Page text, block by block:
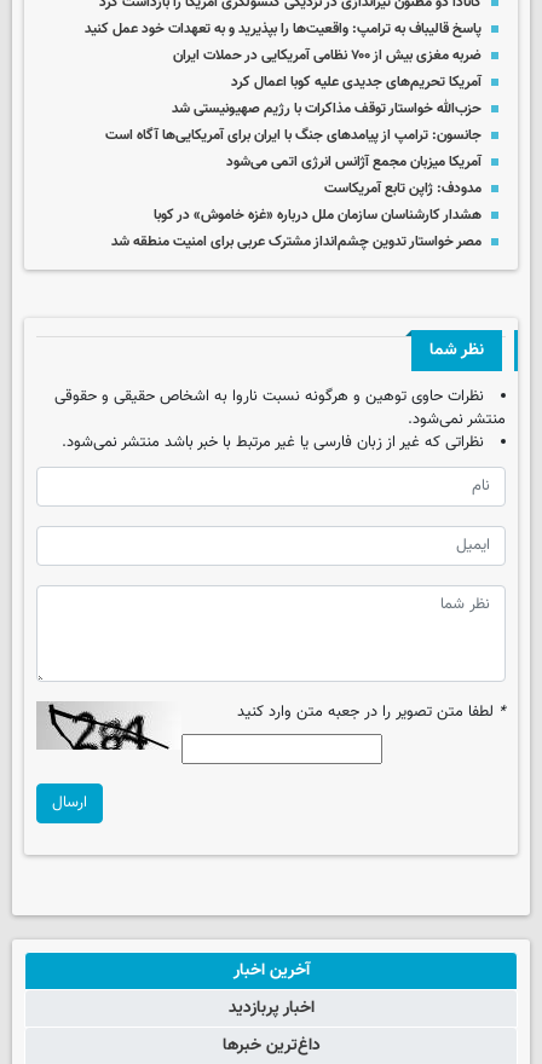
پاسخ قالیباف به ترامپ: واقعیت‌ها را بپذیرید و به تعهدات خود عمل کنید
ضربه مغزی بیش از ۷۰۰ نظامی آمریکایی در حملات ایران
آمریکا تحریم‌های جدیدی علیه کوبا اعمال کرد
حزب‌الله خواستار توقف مذاکرات با رژیم صهیونیستی شد
جانسون: ترامپ از پیامدهای جنگ با ایران برای آمریکایی‌ها آگاه است
آمریکا میزبان مجمع آژانس انرژی اتمی می‌شود
مدودف: ژاپن تابع آمریکاست
هشدار کارشناسان سازمان ملل درباره «غزه‌ خاموش» در کوبا
مصر خواستار تدوین چشم‌انداز مشترک عربی برای امنیت منطقه شد
نظر شما
نظرات حاوی توهین و هرگونه نسبت ناروا به اشخاص حقیقی و حقوقی
منتشر نمی‌شود.
نظراتی که غیر از زبان فارسی یا غیر مرتبط با خبر باشد منتشر نمی‌شود.
* لطفا متن تصویر را در جعبه متن وارد کنید
ارسال
آخرین اخبار
اخبار پربازدید
داغ‌ترین خبرها